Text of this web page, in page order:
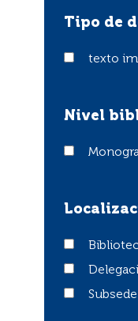
Tipo de
textotexto
Nivel
Monograph
Biblioteca
Delegación
Subsede